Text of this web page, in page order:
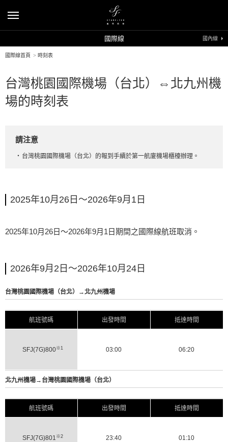
國際線首頁 > 時刻表
台灣桃園國際機場（台北）⇔北九州機
場的時刻表
請注意
台灣桃園國際機場（台北）的報到手續於第一航廈機場櫃檯辦理。
2025年10月26日～2026年9月1日
2025年10月26日～2026年9月1日期間之國際線航班取消。
2026年9月2日～2026年10月24日
台灣桃園國際機場（台北）→北九州機場
航班號碼 出發時間 抵達時間
SFJ(7G)800※1 03:00 06:20
北九州機場→台灣桃園國際機場（台北）
航班號碼 出發時間 抵達時間
SFJ(7G)801 ※2 23:40 01:10
國內線
國際線